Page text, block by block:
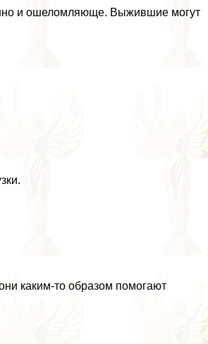
и ошеломляюще. Выжившие могут
каким-то образом помогают